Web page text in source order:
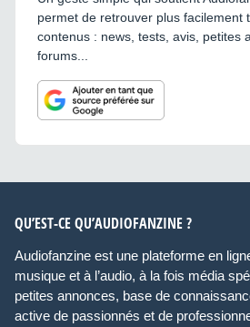
permet de retrouver plus facilement
contenus : news, tests, avis, petites
forums...
QU’EST-CE QU’AUDIOFANZINE ?
Audiofanzine est une plateforme en
musique et à l’audio, à la fois média
petites annonces, base de
active de passionnés et de